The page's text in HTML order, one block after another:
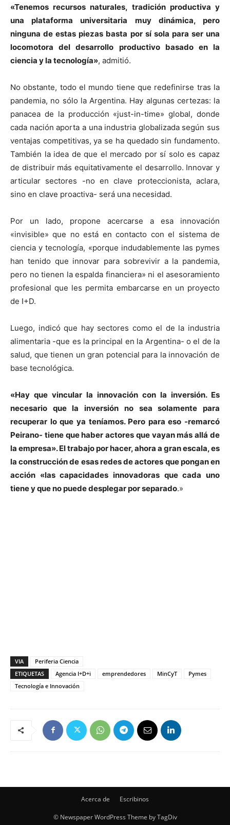
«Tenemos recursos naturales, tradición productiva y
una plataforma universitaria muy dinámica, pero
ninguna de estas piezas basta por sí sola para ser una
locomotora del desarrollo productivo basado en la
ciencia y la tecnología», admitió.
No obstante, todo el mundo tiene que redefinirse tras la
pandemia, no sólo la Argentina. Hay algunas certezas: la
panacea de la producción «just-in-time» global, donde
cada nación aporta a una industria globalizada según sus
ventajas competitivas, ya se ha quedado sin fundamento.
También la idea de que el mercado por sí solo es capaz
de distribuir más equitativamente el desarrollo. Innovar y
articular sectores -no en clave proteccionista, aclara,
sino en clave proactiva- será una necesidad.
Por un lado, propone acercarse a esa innovación
«invisible» que no está en contacto con el sistema de
ciencia y tecnología, «porque indudablemente las pymes
han tenido que innovar para sobrevivir a la pandemia,
pero no tienen la espalda financiera» ni el asesoramiento
profesional que les permita embarcarse en un proyecto
de I+D.
Luego, indicó que hay sectores como el de la industria
alimentaria -que es la principal en la Argentina- o el de la
salud, que tienen un gran potencial para la innovación de
base tecnológica.
«Hay que vincular la innovación con la inversión. Es
necesario que la inversión no sea solamente para
recuperar lo que ya teníamos. Pero para eso -remarcó
Peirano- tiene que haber actores que vayan más allá de
la empresa». El trabajo por hacer, ahora a gran escala, es
la construcción de esas redes de actores que pongan en
acción «las capacidades innovadoras que cada uno
tiene y que no puede desplegar por separado.»
VIA
Periferia Ciencia
ETIQUETAS
Agencia I+D+i emprendedores MinCyT
Pymes
Tecnología e Innovación
Acerca de Escribinos
© Newspaper WordPress Theme by TagDiv